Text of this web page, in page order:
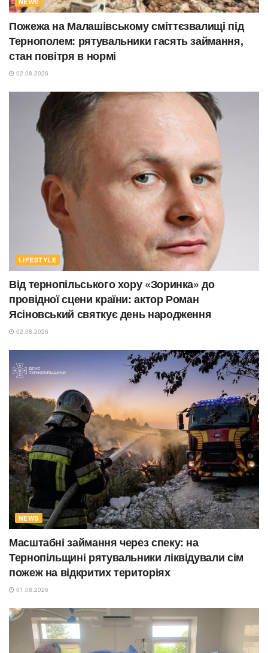
Пожежа на Малашівському сміттєзвалищі під
Тернополем: рятувальники гасять займання,
стан повітря в нормі
02.08.2026
LIFESTYLE
Від тернопільського хору «Зоринка» до
провідної сцени країни: актор Роман
Ясіновський святкує день народження
02.08.2026
NEWS
Масштабні займання через спеку: на
Тернопільщині рятувальники ліквідували сім
пожеж на відкритих територіях
01.08.2026